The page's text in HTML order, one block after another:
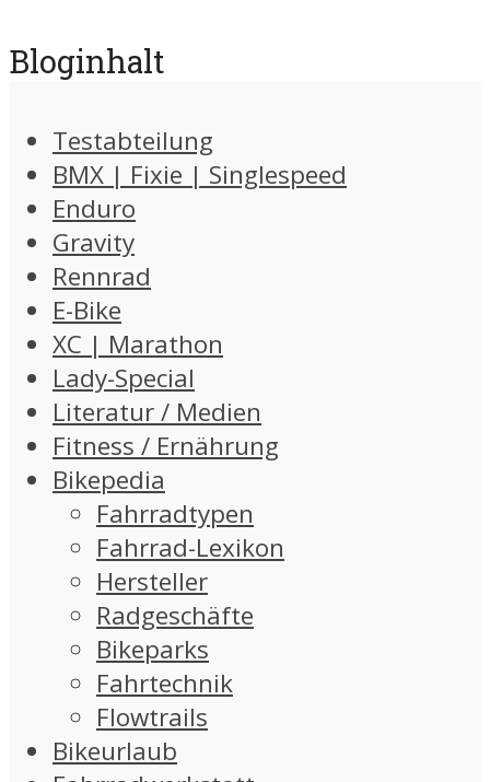
Bloginhalt
Testabteilung
BMX | Fixie | Singlespeed
Enduro
Gravity
Rennrad
E-Bike
XC | Marathon
Lady-Special
Literatur / Medien
Fitness / Ernährung
Bikepedia
Fahrradtypen
Fahrrad-Lexikon
Hersteller
Radgeschäfte
Bikeparks
Fahrtechnik
Flowtrails
Bikeurlaub